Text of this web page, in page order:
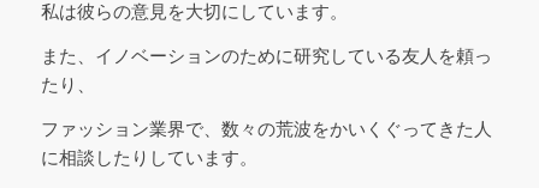
私は彼らの意見を大切にしています。
また、イノベーションのために研究している友人を頼っ
たり、
ファッション業界で、数々の荒波をかいくぐってきた人
に相談したりしています。